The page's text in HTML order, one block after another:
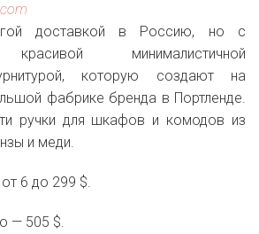
доставкой в Россию, но с
красивой минималистичной
которую создают на
фабрике бренда в Портленде.
ручки для шкафов и комодов из
и меди.
6 до 299 $.
— 505 $.